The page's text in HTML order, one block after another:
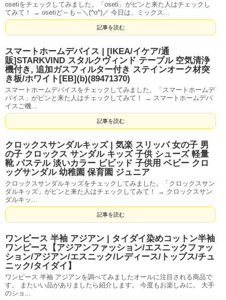
osetiをチェックしてみました。「oseti」がピンと来た人はチェックし
てみて！ → osetiど～も～＼(^o^)／ 今日は、ミックス...
記事を読む
スマートホームデバイス | [IKEA/イケア/通
販]STARKVIND スタルクヴィンド テーブル 空気清浄
機付き, 追加ガスフィルター付き ステインオーク材突
き板/ホワイト[EB](b)(89471370)
スマートホームデバイスをチェックしてみました。「スマートホームデ
バイス」がピンと来た人はチェックしてみて！ → スマートホームデバ
イスご機...
記事を読む
クロックスサンダルキッズ | 気楽 スリッパ 女の子 男
の子 クロックス サンダル キッズ 子供 シューズ 軽量
靴 パステル 淡いカラー ビビッド 子供用 ベビー クロ
ッグサンダル 幼稚園 保育園 ジュニア
クロックスサンダルキッズをチェックしてみました。「クロックスサン
ダルキッズ」がピンと来た人はチェックしてみて！ → クロックスサン
ダルキッ...
記事を読む
ワンピース 半袖 アジアン | タイダイ染めコットン半袖
ワンピース【アジアンファッション/エスニックファッ
ション/アジアン/エスニック/レディース/トップス/チュ
ニック/タイダイ】
ワンピース 半袖 アジアンを調べてみましたオールに注目される商品で
す。 またいい品がありましたら紹介します。 今度もお楽しみに。 大手
のショ...